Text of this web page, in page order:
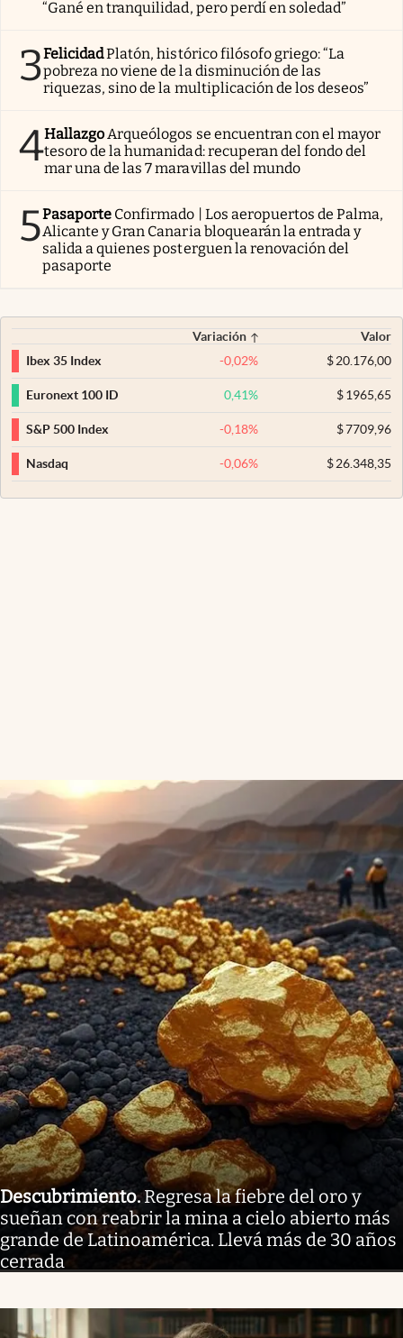
“Gané en tranquilidad, pero perdí en soledad”
3FelicidadPlatón, histórico filósofo griego: “La
pobreza no viene de la disminución de las
riquezas, sino de la multiplicación de los deseos”
4Hallazgo Arqueólogos se encuentran con el mayor
tesoro de la humanidad: recuperan del fondo del
mar una de las 7 maravillas del mundo
5Pasaporte Confirmado | Los aeropuertos de Palma,
Alicante y Gran Canaria bloquearán la entrada y
salida a quienes posterguen la renovación del
pasaporte
Variación
Valor
Ibex 35 Index
-0,02% $20.176,00
Euronext 100 ID 0,41% $1965,65
S&P 500 Index -0,18% $7709,96
Nasdaq -0,06% $26.348,35
Descubrimiento.Regresa la fiebre del oro y
sueñan con reabrir la mina a cielo abierto más
grande de Latinoamérica. Llevá más de 30 años
cerrada